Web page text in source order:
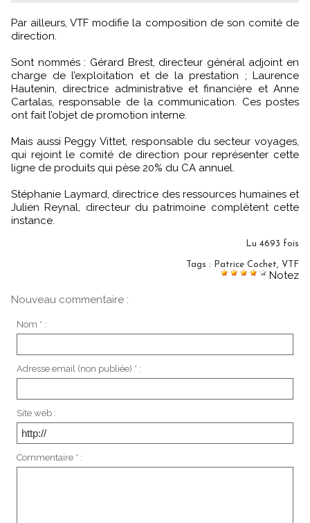
Par ailleurs, VTF modifie la composition de son comité de
direction.
Sont nommés : Gérard Brest, directeur général adjoint en
charge de l’exploitation et de la prestation ; Laurence
Hautenin, directrice administrative et financière et Anne
Cartalas, responsable de la communication. Ces postes
ont fait l’objet de promotion interne.
Mais aussi Peggy Vittet, responsable du secteur voyages,
qui rejoint le comité de direction pour représenter cette
ligne de produits qui pèse 20% du CA annuel.
Stéphanie Laymard, directrice des ressources humaines et
Julien Reynal, directeur du patrimoine complètent cette
instance.
Lu 4693 fois
Tags : Patrice Cochet, VTF
Notez
Nouveau commentaire :
Nom * :
Adresse email (non publiée) * :
Site web :
Commentaire * :